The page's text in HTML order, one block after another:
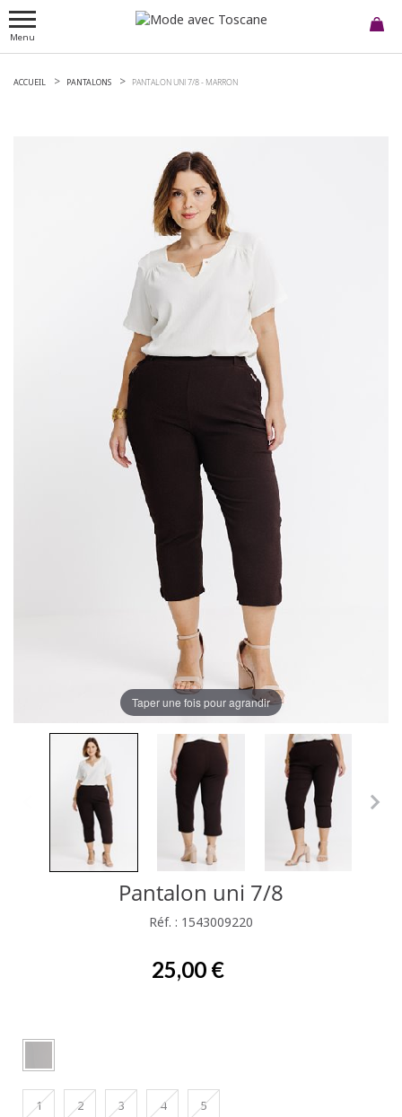
Menu
ACCUEIL PANTALONS PANTALON UNI 7/8 - MARRON
Taper une fois pour agrandir
Pantalon uni 7/8
Réf. : 1543009220
25,00 €
1 2 3 4 5